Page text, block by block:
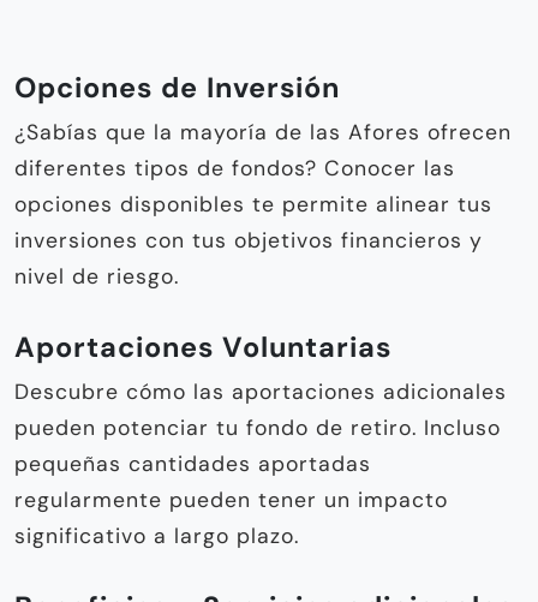
Opciones de Inversión
¿Sabías que la mayoría de las Afores ofrecen
diferentes tipos de fondos? Conocer las
opciones disponibles te permite alinear tus
inversiones con tus objetivos financieros y
nivel de riesgo.
Aportaciones Voluntarias
Descubre cómo las aportaciones adicionales
pueden potenciar tu fondo de retiro. Incluso
pequeñas cantidades aportadas
regularmente pueden tener un impacto
significativo a largo plazo.